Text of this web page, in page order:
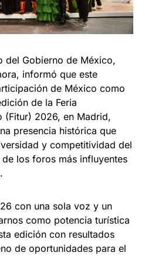
del Gobierno de México,
informó que este
de México como
de la Feria
(Fitur) 2026, en Madrid,
presencia histórica que
y competitividad del
los foros más influyentes
con una sola voz y un
como potencia turística
edición con resultados
de oportunidades para el